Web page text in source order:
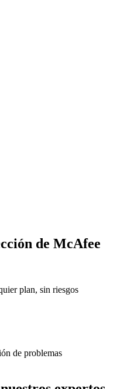
de McAfee
plan, sin riesgos
de problemas